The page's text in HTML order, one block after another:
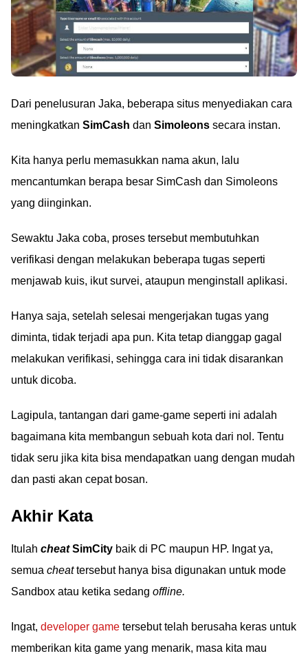
Dari penelusuran Jaka, beberapa situs menyediakan cara
meningkatkan SimCash dan Simoleons secara instan.
Kita hanya perlu memasukkan nama akun, lalu
mencantumkan berapa besar SimCash dan Simoleons
yang diinginkan.
Sewaktu Jaka coba, proses tersebut membutuhkan
verifikasi dengan melakukan beberapa tugas seperti
menjawab kuis, ikut survei, ataupun menginstall aplikasi.
Hanya saja, setelah selesai mengerjakan tugas yang
diminta, tidak terjadi apa pun. Kita tetap dianggap gagal
melakukan verifikasi, sehingga cara ini tidak disarankan
untuk dicoba.
Lagipula, tantangan dari game-game seperti ini adalah
bagaimana kita membangun sebuah kota dari nol. Tentu
tidak seru jika kita bisa mendapatkan uang dengan mudah
dan pasti akan cepat bosan.
Akhir Kata
Itulah cheatSimCity baik di PC maupun HP. Ingat ya,
semua cheattersebut hanya bisa digunakan untuk mode
Sandbox atau ketika sedang offline.
Ingat, developer game tersebut telah berusaha keras untuk
memberikan kita game yang menarik, masa kita mau